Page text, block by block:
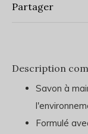
Partager
Description
Savon à
Formulé